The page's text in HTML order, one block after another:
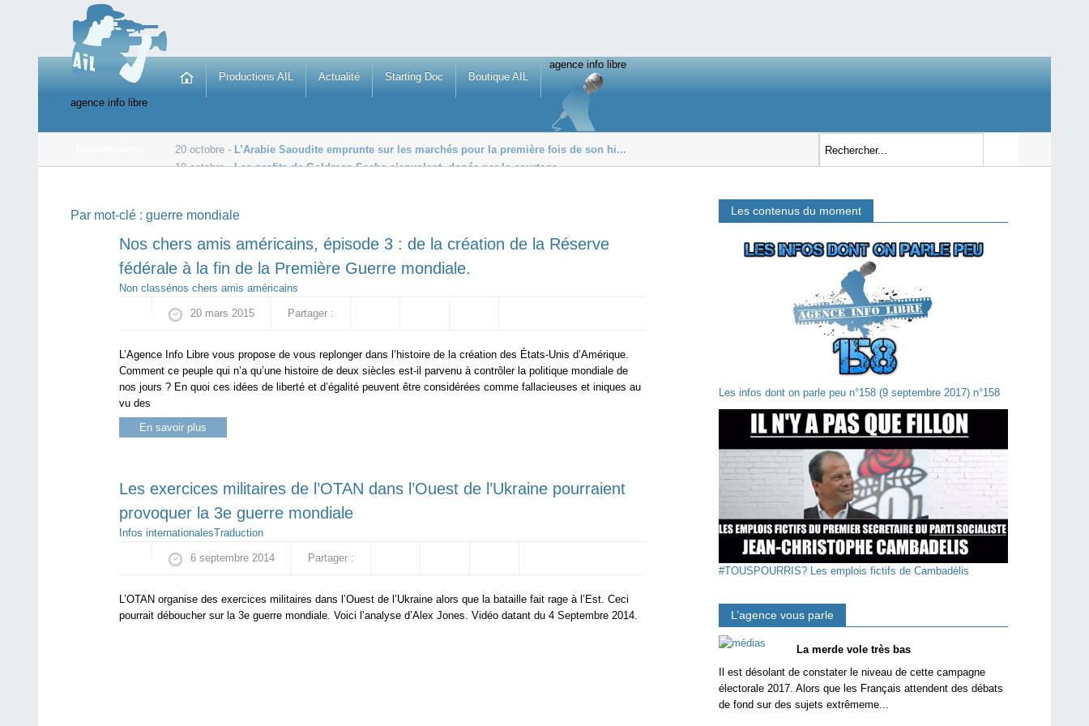
agence info libre
Productions AIL Actualité Starting Doc Boutique AIL
agence info libre
20 octobre - L’Arabie Saoudite emprunte sur les marchés pour la première fois de son hi...
19 octobre -Les profits de Goldman Sachs s’envolent, dopés par le courtage
Par mot-clé : guerre mondiale
Nos chers amis américains, épisode 3 : de la création de la Réserve
fédérale à la fin de la Première Guerre mondiale.
Non classénos chers amis américains
20 mars 2015 Partager :
L’Agence Info Libre vous propose de vous replonger dans l’histoire de la création des États-Unis d’Amérique.
Comment ce peuple qui n’a qu’une histoire de deux siècles est-il parvenu à contrôler la politique mondiale de
nos jours ? En quoi ces idées de liberté et d’égalité peuvent être considérées comme fallacieuses et iniques au
vu des
En savoir plus
Les exercices militaires de l’OTAN dans l’Ouest de l’Ukraine pourraient
provoquer la 3e guerre mondiale
Infos internationalesTraduction
6 septembre 2014 Partager :
L’OTAN organise des exercices militaires dans l’Ouest de l’Ukraine alors que la bataille fait rage à l’Est. Ceci
pourrait déboucher sur la 3e guerre mondiale. Voici l’analyse d’Alex Jones. Vidéo datant du 4 Septembre 2014.
Les contenus du moment
Les infos dont on parle peu n°158 (9 septembre 2017) n°158
#TOUSPOURRIS? Les emplois fictifs de Cambadélis
L’agence vous parle
La merde vole très bas
Il est désolant de constater le niveau de cette campagne
électorale 2017. Alors que les Français attendent des débats
de fond sur des sujets extrêmeme...